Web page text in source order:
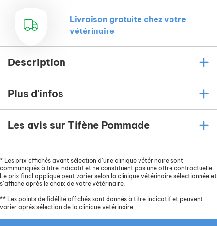
Livraison gratuite chez votre
vétérinaire
Description
Plus d'infos
Les avis sur Tifène Pommade
* Les prix affichés avant sélection d’une clinique vétérinaire sont
communiqués à titre indicatif et ne constituent pas une offre contractuelle.
Le prix final appliqué peut varier selon la clinique vétérinaire sélectionnée et
s’affiche après le choix de votre vétérinaire.
** Les points de fidélité affichés sont donnés à titre indicatif et peuvent
varier après sélection de la clinique vétérinaire.